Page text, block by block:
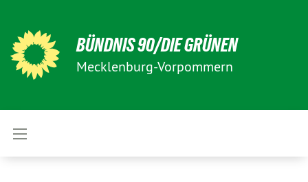
BÜNDNIS 90/DIE GRÜNEN
Mecklenburg-Vorpommern